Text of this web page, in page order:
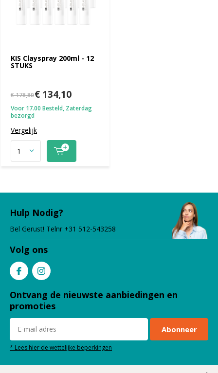
KIS Clayspray 200ml - 12
STUKS
€ 178,80€ 134,10
Voor 17.00 Besteld, Zaterdag
bezorgd
Vergelijk
Hulp Nodig?
Bel Gerust! Telnr +31 512-543258
Volg ons
Ontvang de nieuwste aanbiedingen en
promoties
Abonneer
* Lees hier de wettelijke beperkingen